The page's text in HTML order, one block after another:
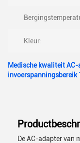
Kleur:
Medische kwaliteit AC-
invoerspanningsbereik
De AC-adapter van